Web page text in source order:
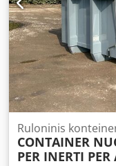
Ruloninis
CONTAINER
PER INERTI PER